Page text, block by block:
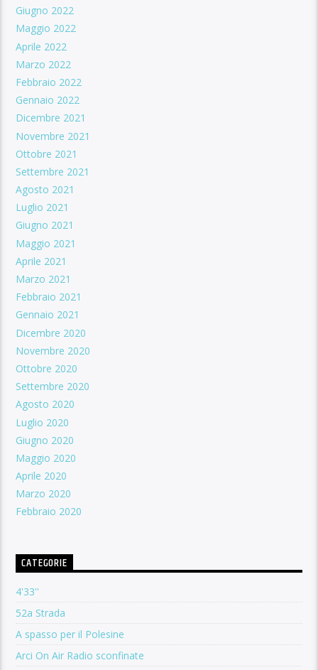
Giugno 2022
Maggio 2022
Aprile 2022
Marzo 2022
Febbraio 2022
Gennaio 2022
Dicembre 2021
Novembre 2021
Ottobre 2021
Settembre 2021
Agosto 2021
Luglio 2021
Giugno 2021
Maggio 2021
Aprile 2021
Marzo 2021
Febbraio 2021
Gennaio 2021
Dicembre 2020
Novembre 2020
Ottobre 2020
Settembre 2020
Agosto 2020
Luglio 2020
Giugno 2020
Maggio 2020
Aprile 2020
Marzo 2020
Febbraio 2020
CATEGORIE
4'33''
52a Strada
A spasso per il Polesine
Arci On Air Radio sconfinate